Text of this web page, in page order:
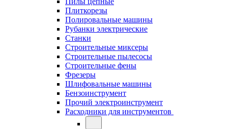
Плиткорезы
Полировальные машины
Рубанки электрические
Станки
Строительные миксеры
Строительные пылесосы
Строительные фены
Фрезеры
Шлифовальные машины
Бензоинструмент
Прочий электроинструмент
Расходники для инструментов